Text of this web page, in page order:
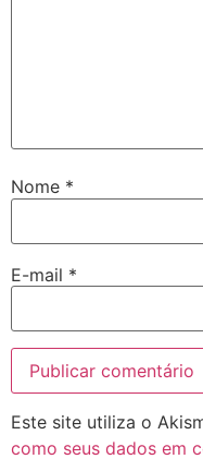
Nome *
E-mail *
Este site utiliza o
como seus dados em